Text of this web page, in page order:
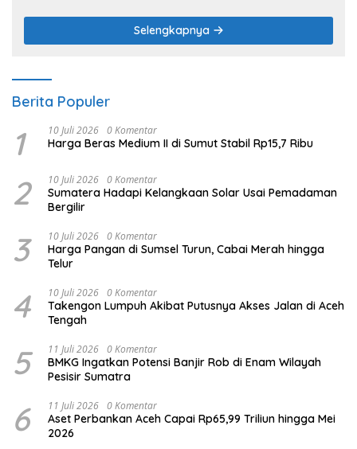
Selengkapnya
Berita Populer
1 10 Juli 2026 0 Komentar
Harga Beras Medium II di Sumut Stabil Rp15,7 Ribu
2 10 Juli 2026 0 Komentar
Sumatera Hadapi Kelangkaan Solar Usai Pemadaman
Bergilir
3 10 Juli 2026 0 Komentar
Harga Pangan di Sumsel Turun, Cabai Merah hingga
Telur
4 10 Juli 2026 0 Komentar
Takengon Lumpuh Akibat Putusnya Akses Jalan di Aceh
Tengah
5 11 Juli 2026 0 Komentar
BMKG Ingatkan Potensi Banjir Rob di Enam Wilayah
Pesisir Sumatra
6 11 Juli 2026 0 Komentar
Aset Perbankan Aceh Capai Rp65,99 Triliun hingga Mei
2026